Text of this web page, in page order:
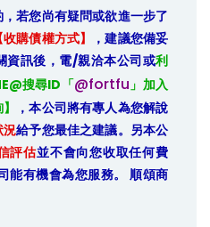
若您尚有疑問或欲進一步了
購債權方式】
，建議您備妥
資訊後，電/親洽本公司或利
搜尋ID「@fortfu」加入
，本公司將有專人為您解說
況給予您最佳之建議。另本公
評估並不會向您收取任何費
能有機會為您服務。 順頌商